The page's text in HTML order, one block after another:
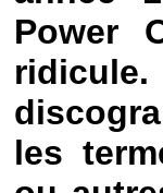
Power
les